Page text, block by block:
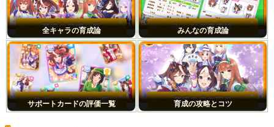
全キャラの育成論 みんなの育成論
サポートカードの評価一覧 育成の攻略とコツ